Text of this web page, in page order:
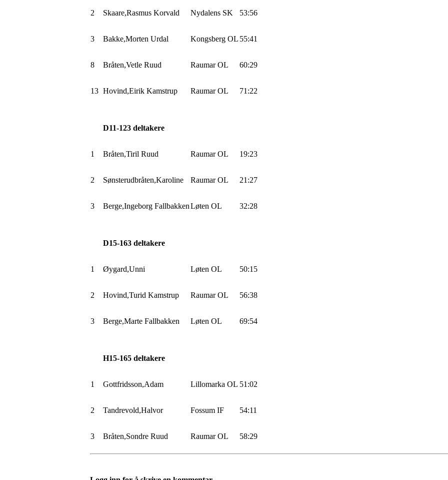
2 Skaare,Rasmus Korvald Nydalens SK 53:56
3 Bakke,Morten Urdal Kongsberg OL 55:41
8 Bråten,Vetle Ruud Raumar OL 60:29
13 Hovind,Eirik Kamstrup Raumar OL 71:22
D11-123 deltakere
1 Bråten,Tiril Ruud Raumar OL 19:23
2 Sønsterudbråten,Karoline Raumar OL 21:27
3 Berge,Ingeborg FallbakkenLøten OL 32:28
D15-163 deltakere
1 Øygard,Unni Løten OL 50:15
2 Hovind,Turid Kamstrup Raumar OL 56:38
3 Berge,Marte Fallbakken Løten OL 69:54
H15-165 deltakere
1 Gottfridsson,Adam Lillomarka OL 51:02
2 Tandrevold,Halvor Fossum IF 54:11
3 Bråten,Sondre Ruud Raumar OL 58:29